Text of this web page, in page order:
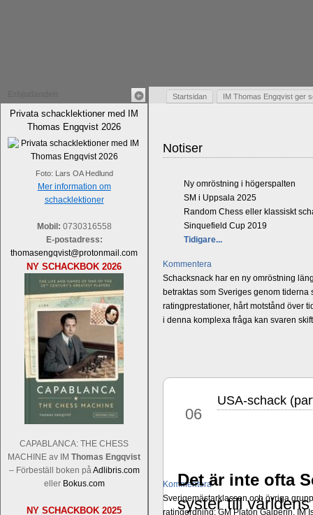
Privata schacklektioner med IM
Thomas Engqvist 2026
Foto: Lars OA Hedlund
Mer information om
schacklektioner
Mobil: 0730316558
E-postadress:
thomasengqvist@protonmail.com
NY SCHACKBOK 2026
CAPABLANCA: THE CHESS
MACHINE av IM Thomas Engqvist
– Förbeställ boken påAdlibris.com
eller Bokus.com
NY SCHACKBOK 2025
Startsidan IM Thomas Engqvist ger
Notiser
Ny omröstning i högerspalten
SM i Uppsala 2025
Random Chess eller klassiskt
Sinquefield Cup 2019
Tidigare...
Kommentera
Schacksnack har en ny omröstning
betraktas som Sveriges genom
ratingprestationer, hårt motstånd över
i denna komplexa fråga kan svaren
Kommentera
Sverigemästarklassen och övriga
ratingordning: GM Platon Galperin, IM
06
USA-schack
Det är inte ofta
syster till